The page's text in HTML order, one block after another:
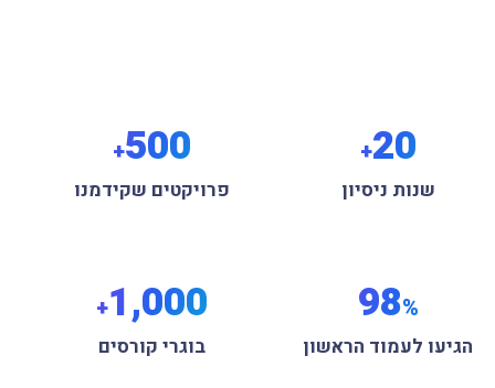
20
+
שנות ניסיון
500
+
פרויקטים שקידמנו
98%
הגיעו לעמוד הראשון
1,000
+
בוגרי קורסים